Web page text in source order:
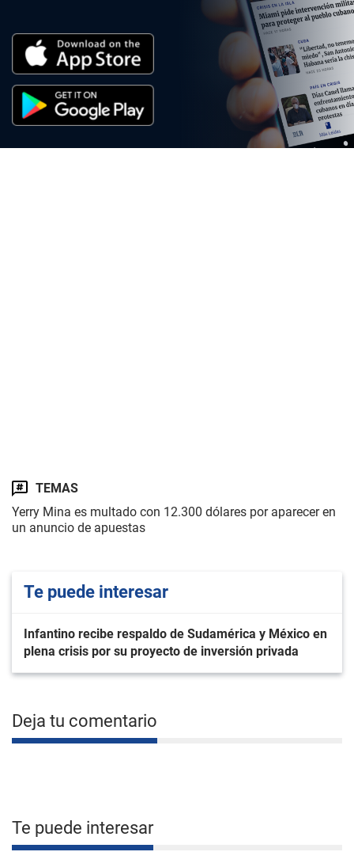
TEMAS
Yerry Mina es multado con 12.300 dólares por aparecer en
un anuncio de apuestas
Te puede interesar
Infantino recibe respaldo de Sudamérica y México en
plena crisis por su proyecto de inversión privada
Deja tu comentario
Te puede interesar